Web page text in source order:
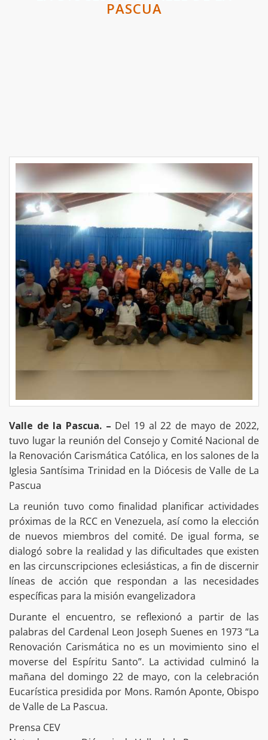
PASCUA
Valle de la Pascua. – Del 19 al 22 de mayo de 2022,
tuvo lugar la reunión del Consejo y Comité Nacional de
la Renovación Carismática Católica, en los salones de la
Iglesia Santísima Trinidad en la Diócesis de Valle de La
Pascua
La reunión tuvo como finalidad planificar actividades
próximas de la RCC en Venezuela, así como la elección
de nuevos miembros del comité. De igual forma, se
dialogó sobre la realidad y las dificultades que existen
en las circunscripciones eclesiásticas, a fin de discernir
líneas de acción que respondan a las necesidades
específicas para la misión evangelizadora
Durante el encuentro, se reflexionó a partir de las
palabras del Cardenal Leon Joseph Suenes en 1973 “La
Renovación Carismática no es un movimiento sino el
moverse del Espíritu Santo”. La actividad culminó la
mañana del domingo 22 de mayo, con la celebración
Eucarística presidida por Mons. Ramón Aponte, Obispo
de Valle de La Pascua.
Prensa CEV